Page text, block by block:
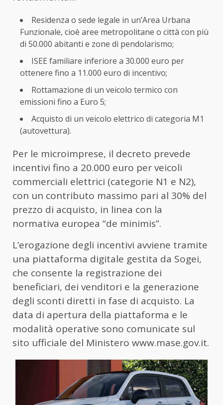
Residenza o sede legale in un’Area Urbana
Funzionale, cioè aree metropolitane o città con più
di 50.000 abitanti e zone di pendolarismo;
ISEE familiare inferiore a 30.000 euro per
ottenere fino a 11.000 euro di incentivo;
Rottamazione di un veicolo termico con
emissioni fino a Euro 5;
Acquisto di un veicolo elettrico di categoria M1
(autovettura).
Per le microimprese, il decreto prevede
incentivi fino a 20.000 euro per veicoli
commerciali elettrici (categorie N1 e N2),
con un contributo massimo pari al 30% del
prezzo di acquisto, in linea con la
normativa europea “de minimis”.
L’erogazione degli incentivi avviene tramite
una piattaforma digitale gestita da Sogei,
che consente la registrazione dei
beneficiari, dei venditori e la generazione
degli sconti diretti in fase di acquisto. La
data di apertura della piattaforma e le
modalità operative sono comunicate sul
sito ufficiale del Ministero www.mase.gov.it.